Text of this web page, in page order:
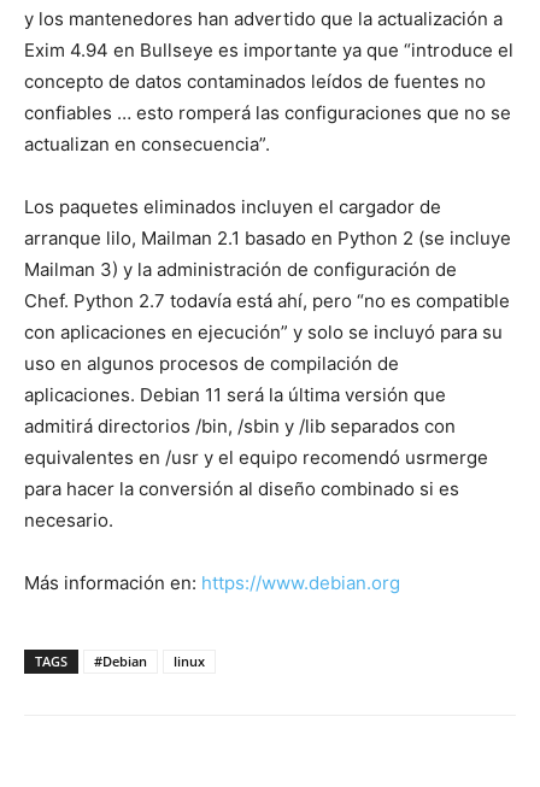
y los mantenedores han advertido que la actualización a
Exim 4.94 en Bullseye es importante ya que “introduce el
concepto de datos contaminados leídos de fuentes no
confiables … esto romperá las configuraciones que no se
actualizan en consecuencia”.
Los paquetes eliminados incluyen el cargador de
arranque lilo, Mailman 2.1 basado en Python 2 (se incluye
Mailman 3) y la administración de configuración de
Chef. Python 2.7 todavía está ahí, pero “no es compatible
con aplicaciones en ejecución” y solo se incluyó para su
uso en algunos procesos de compilación de
aplicaciones. Debian 11 será la última versión que
admitirá directorios /bin, /sbin y /lib separados con
equivalentes en /usr y el equipo recomendó usrmerge
para hacer la conversión al diseño combinado si es
necesario.
Más información en: https://www.debian.org
TAGS #Debian linux